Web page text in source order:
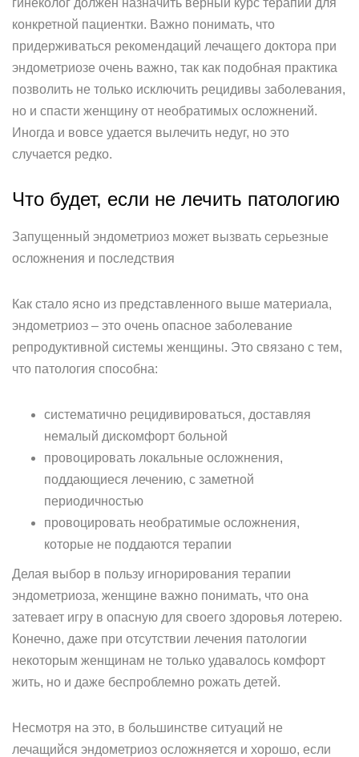
гинеколог должен назначить верный курс терапии для
конкретной пациентки. Важно понимать, что
придерживаться рекомендаций лечащего доктора при
эндометриозе очень важно, так как подобная практика
позволить не только исключить рецидивы заболевания,
но и спасти женщину от необратимых осложнений.
Иногда и вовсе удается вылечить недуг, но это
случается редко.
Что будет, если не лечить патологию
Запущенный эндометриоз может вызвать серьезные
осложнения и последствия
Как стало ясно из представленного выше материала,
эндометриоз – это очень опасное заболевание
репродуктивной системы женщины. Это связано с тем,
что патология способна:
систематично рецидивироваться, доставляя
немалый дискомфорт больной
провоцировать локальные осложнения,
поддающиеся лечению, с заметной
периодичностью
провоцировать необратимые осложнения,
которые не поддаются терапии
Делая выбор в пользу игнорирования терапии
эндометриоза, женщине важно понимать, что она
затевает игру в опасную для своего здоровья лотерею.
Конечно, даже при отсутствии лечения патологии
некоторым женщинам не только удавалось комфорт
жить, но и даже беспроблемно рожать детей.
Несмотря на это, в большинстве ситуаций не
лечащийся эндометриоз осложняется и хорошо, если